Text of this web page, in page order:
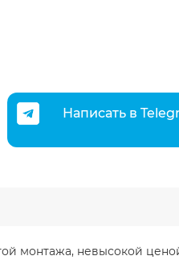
Написать в
монтажа, невысокой